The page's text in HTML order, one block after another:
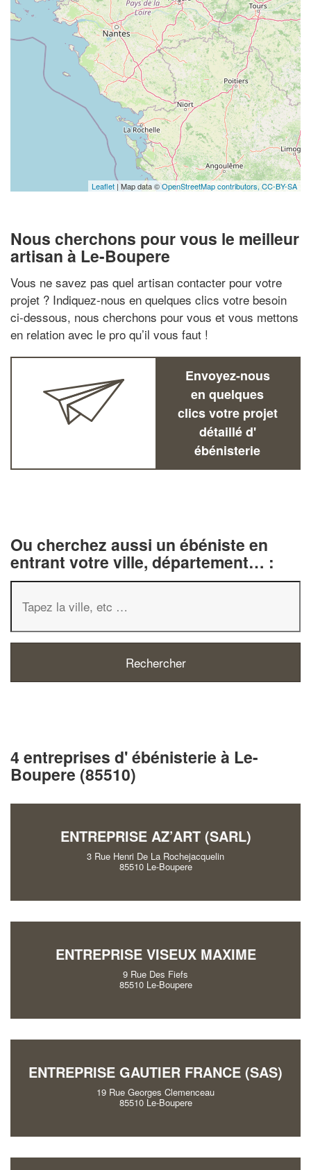
Leaflet | Map data ©OpenStreetMap contributors, CC-BY-SA
Nous cherchons pour vous le meilleur
artisan à Le-Boupere
Vous ne savez pas quel artisan contacter pour votre
projet ? Indiquez-nous en quelques clics votre besoin
ci-dessous, nous cherchons pour vous et vous mettons
en relation avec le pro qu’il vous faut !
Envoyez-nous
en quelques
clics votre projet
détaillé d'
ébénisterie
Ou cherchez aussi un ébéniste en
entrant votre ville, département… :
4 entreprises d' ébénisterie à Le-
Boupere (85510)
ENTREPRISE AZ’ART (SARL)
3 Rue Henri De La Rochejacquelin
85510 Le-Boupere
ENTREPRISE VISEUX MAXIME
9 Rue Des Fiefs
85510 Le-Boupere
ENTREPRISE GAUTIER FRANCE (SAS)
19 Rue Georges Clemenceau
85510 Le-Boupere